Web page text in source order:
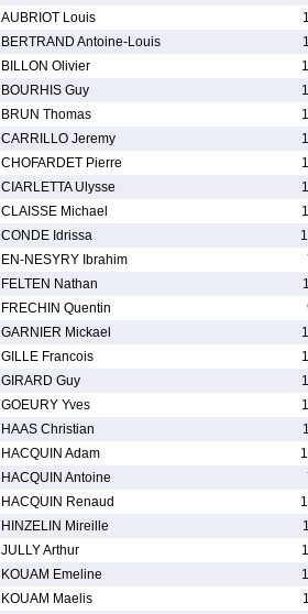
AUBRIOT Louis
BERTRAND Antoine-Louis
BILLON Olivier
BOURHIS Guy
BRUN Thomas
CARRILLO Jeremy
CHOFARDET Pierre
CIARLETTA Ulysse
CLAISSE Michael
CONDE Idrissa
EN-NESYRY Ibrahim
FELTEN Nathan
FRECHIN Quentin
GARNIER Mickael
GILLE Francois
GIRARD Guy
GOEURY Yves
HAAS Christian
HACQUIN Adam
HACQUIN Antoine
HACQUIN Renaud
HINZELIN Mireille
JULLY Arthur
KOUAM Emeline
KOUAM Maelis